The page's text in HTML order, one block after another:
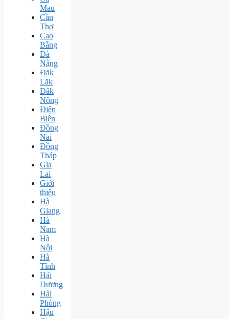
Mau
Cần
Thơ
Cao
Bằng
Đà
Nẵng
Đăk
Lăk
Đăk
Nông
Điện
Biên
Đồng
Nai
Đồng
Tháp
Gia
Lai
Giới
thiệu
Hà
Giang
Hà
Nam
Hà
Nội
Hà
Tĩnh
Hải
Dương
Hải
Phòng
Hậu